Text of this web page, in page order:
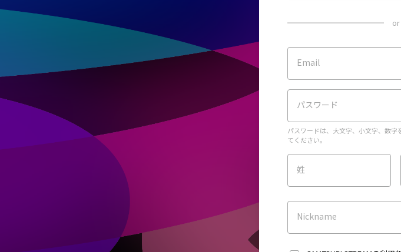
or
Email
パスワード
パスワードは、大文字、小文字、数
てください。
姓
Nickname